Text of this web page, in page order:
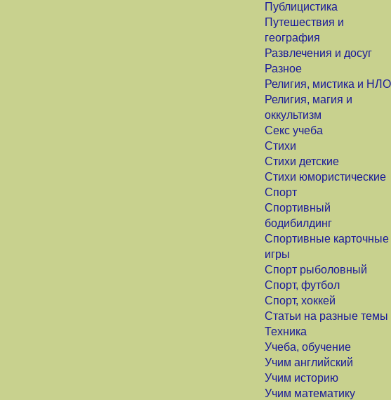
Публицистика
Путешествия и
география
Развлечения и досуг
Разное
Религия, мистика и НЛО
Религия, магия и
оккультизм
Секс учеба
Стихи
Стихи детские
Стихи юмористические
Спорт
Спортивный
бодибилдинг
Спортивные карточные
игры
Спорт рыболовный
Спорт, футбол
Спорт, хоккей
Статьи на разные темы
Техника
Учеба, обучение
Учим английский
Учим историю
Учим математику